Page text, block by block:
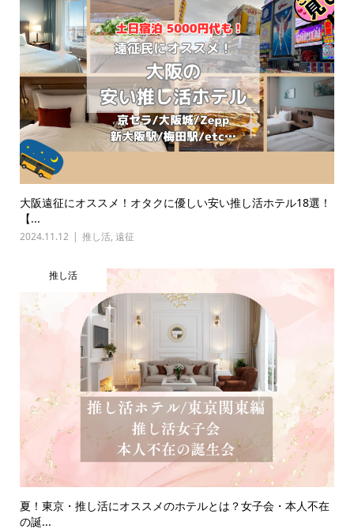
大阪遠征にオススメ！オタクに優しい安い推し活ホテル18選！
【...
2024.11.12 推し活, 遠征
推し活
夏！東京・推し活にオススメのホテルとは？女子会・本人不在
の誕...